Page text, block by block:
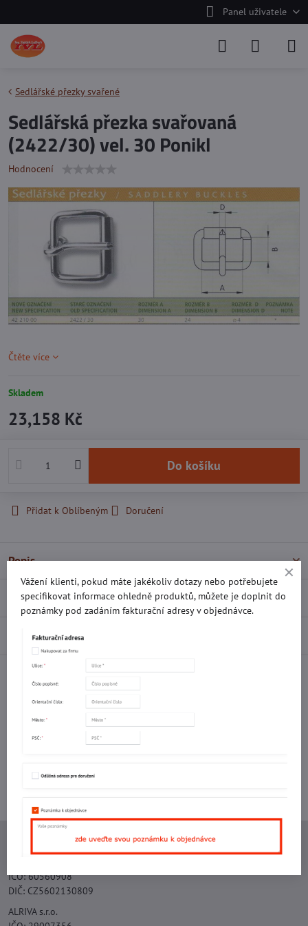
Panel uživatele
Sedlářské přezky svařené
Sedlářská přezka svařovaná
(2422/30) vel. 30 Ponikl
Hodnocení
Čtěte více
Skladem
23,158 Kč
Do košíku
Přidat k Oblíbeným Doručení
Popis
Recenze 0
Diskuse 0
Facebook TwitterBluesky
Potřebujete poradit s objednávkou?
Kontaktujte nás:
+420 577 523 563
Ing. Vojtěch Lečbych - IVL
IČO: 60560908
DIČ: CZ5602130809
ALRIVA s.r.o.
Vážení klienti, pokud máte jakékoliv dotazy nebo potřebujete
specifikovat informace ohledně produktů, můžete je doplnit do
poznámky pod zadáním fakturační adresy v objednávce.